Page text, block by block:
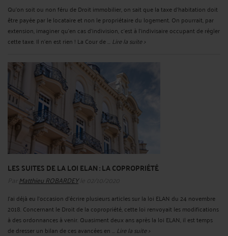
Qu'on soit ou non féru de Droit immobilier, on sait que la taxe d'habitation doit
être payée par le locataire et non le propriétaire du logement. On pourrait, par
extension, imaginer qu'en cas d'indivision, c'est à l'indivisaire occupant de régler
cette taxe. Il n'en est rien ! La Cour de ... Lire la suite >
LES SUITES DE LA LOI ELAN : LA COPROPRIÉTÉ
Matthieu ROBARDEYle 02/10/2020
J'ai déjà eu l'occasion d'écrire plusieurs articles sur la loi ELAN du 24 novembre
2018. Concernant le Droit de la copropriété, cette loi renvoyait les modifications
à des ordonnances à venir. Quasiment deux ans après la loi ELAN, il est temps
de dresser un bilan de ces avancées en ... Lire la suite >